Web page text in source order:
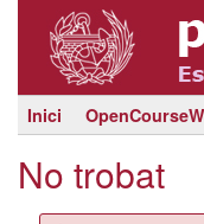
Inici
No trobat